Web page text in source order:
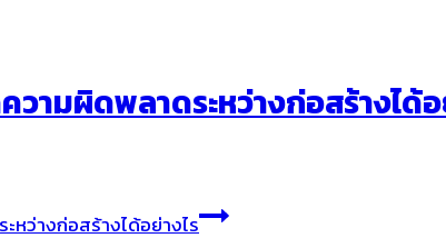
ามผิดพลาดระหว่างก่อสร้างได้อ
หว่างก่อสร้างได้อย่างไร